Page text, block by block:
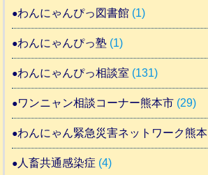
わんにゃんぴっ図書館 (1)
わんにゃんぴっ塾 (1)
わんにゃんぴっ相談室 (131)
ワンニャン相談コーナー熊本市 (29)
わんにゃん緊急災害ネットワーク熊本
人畜共通感染症 (4)